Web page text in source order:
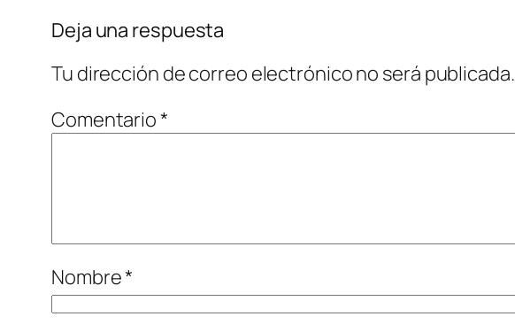
Deja una respuesta
Tu dirección de correo electrónico no será publicada.
Comentario*
Nombre*